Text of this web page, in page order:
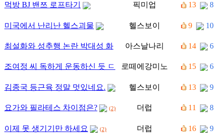
먹방 BJ 밴쯔 로프타기 픽미업 13 8
미국에서 난리난 헬스괴물 헬스보이 9 10
최설화와 성추행 논란 박대성 화
아스날나리 14 6
조여정 씨 독하게 운동하신 듯 ㄷ
로떼에강미노 15 6
김종국 등근육 정말 멋있네요. 헬스보이 13 9
요가와 필라테스 차이점은? (2) 더럽 11 8
이제 못 생기기만 하세요 (2) 더럽 16 9